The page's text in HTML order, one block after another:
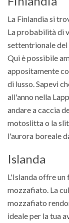
La Finlandia si
La probabilità di
settentrionale del
Qui è possibile
appositamente
di lusso. Sapevi
all'anno nella
andare a caccia
motoslitta o la
l'aurora boreale
Islanda
L'Islanda offre
mozzafiato. La
mozzafiato
ideale per la tua